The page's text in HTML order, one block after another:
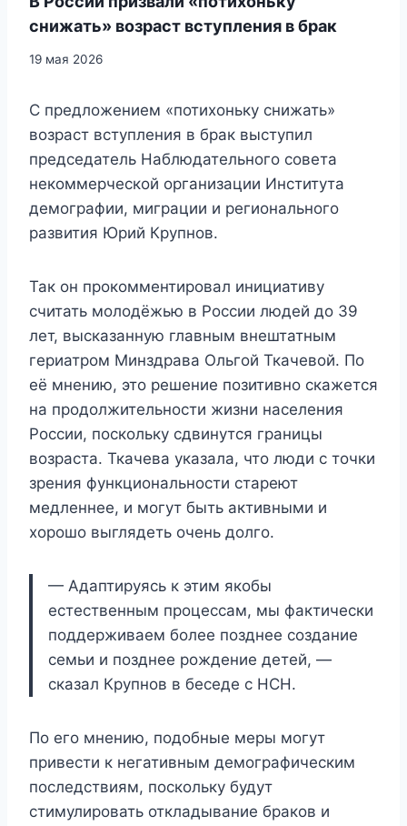
снижать» возраст вступления в брак
19 мая 2026
С предложением «потихоньку снижать»
возраст вступления в брак выступил
председатель Наблюдательного совета
некоммерческой организации Института
демографии, миграции и регионального
развития Юрий Крупнов.
Так он прокомментировал инициативу
считать молодёжью в России людей до 39
лет, высказанную главным внештатным
гериатром Минздрава Ольгой Ткачевой. По
её мнению, это решение позитивно скажется
на продолжительности жизни населения
России, поскольку сдвинутся границы
возраста. Ткачева указала, что люди с точки
зрения функциональности стареют
медленнее, и могут быть активными и
хорошо выглядеть очень долго.
— Адаптируясь к этим якобы
естественным процессам, мы фактически
поддерживаем более позднее создание
семьи и позднее рождение детей, —
сказал Крупнов в беседе с НСН.
По его мнению, подобные меры могут
привести к негативным демографическим
последствиям, поскольку будут
стимулировать откладывание браков и